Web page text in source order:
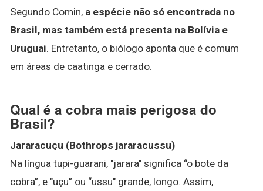
Segundo Comin, a espécie não só encontrada no
Brasil, mas também está presenta na Bolívia e
Uruguai. Entretanto, o biólogo aponta que é comum
em áreas de caatinga e cerrado.
Qual é a cobra mais perigosa do
Brasil?
Jararacuçu (Bothrops jararacussu)
Na língua tupi-guarani, "jarara" significa “o bote da
cobra”, e "uçu” ou “ussu" grande, longo. Assim,